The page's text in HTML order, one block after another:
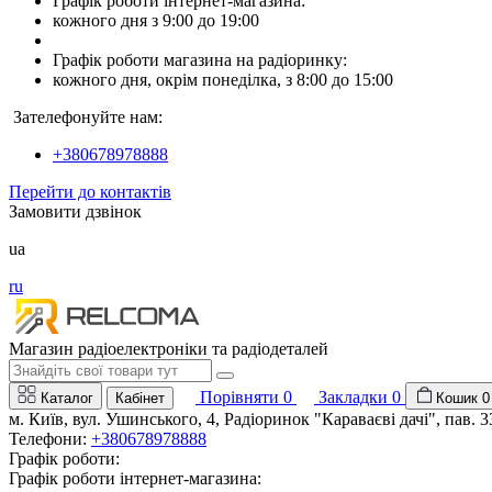
кожного дня з 9:00 до 19:00
Графік роботи магазина на радіоринку:
кожного дня, окрім понеділка, з 8:00 до 15:00
Зателефонуйте нам:
+380678978888
Перейти до контактів
Замовити дзвінок
ua
ru
Магазин радіоелектроніки та радіодеталей
Каталог Кабінет Порівняти 0 Закладки 0 Кошик 0
м. Київ, вул. Ушинського, 4, Радіоринок "Караваєві дачі", пав.
Телефони: +380678978888
Графік роботи:
Графік роботи інтернет-магазина: